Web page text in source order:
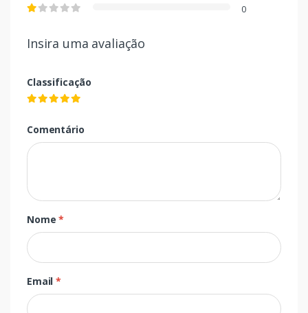
0
Insira uma avaliação
Classificação
Comentário
Nome*
Email*